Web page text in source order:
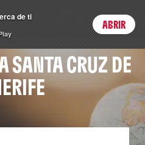
Precios enPeso
ARSCambiar moneda
Login
SANTA CRUZ DE
de ti
ABRIR